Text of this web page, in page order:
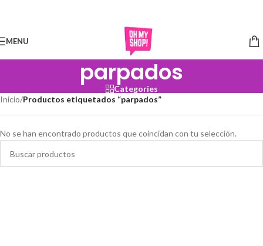
MENU
parpados
Categories
Inicio/Productos etiquetados “parpados”
No se han encontrado productos que coincidan con tu selección.